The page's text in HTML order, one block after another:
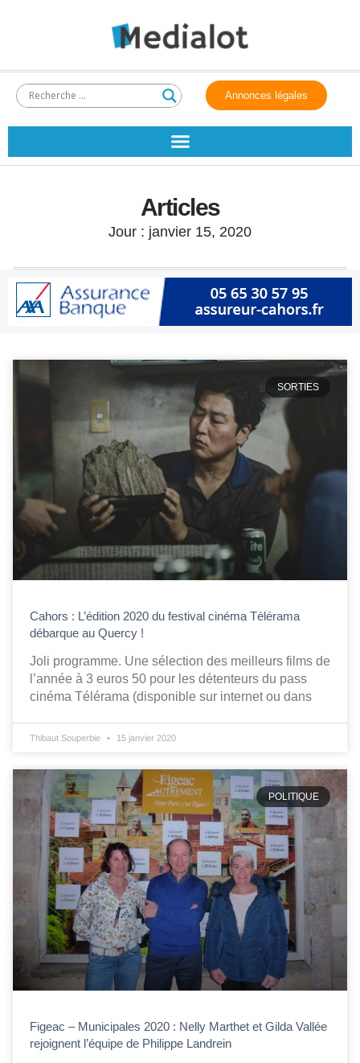
Annonces légales
Articles
Jour : janvier 15, 2020
SORTIES
Cahors : L’édition 2020 du festival cinéma Télérama
débarque au Quercy !
Joli programme. Une sélection des meilleurs films de
l’année à 3 euros 50 pour les détenteurs du pass
cinéma Télérama (disponible sur internet ou dans
Thibaut Souperbie 15 janvier 2020
POLITIQUE
Figeac – Municipales 2020 : Nelly Marthet et Gilda Vallée
rejoignent l’équipe de Philippe Landrein